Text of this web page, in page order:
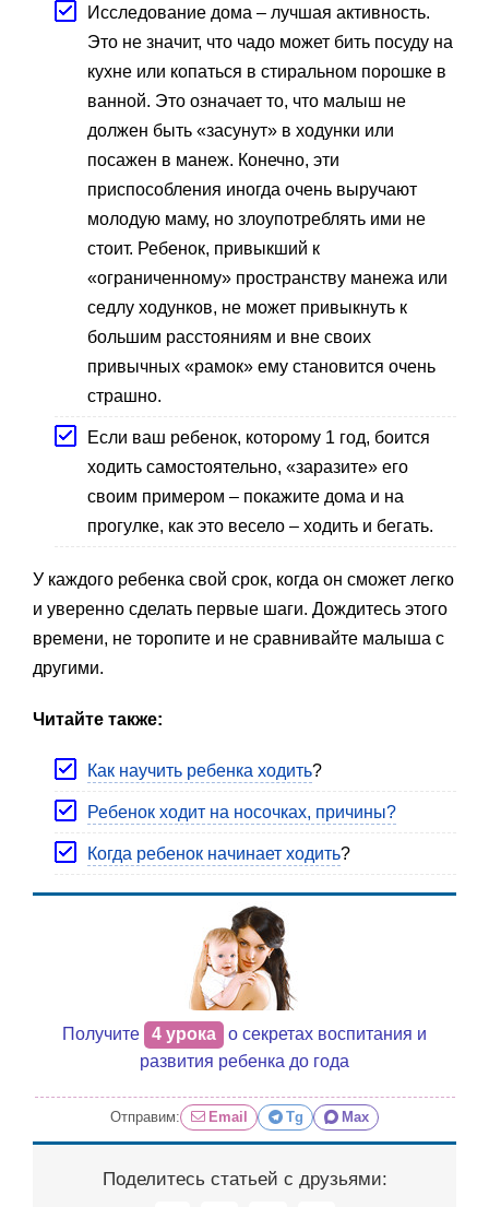
Исследование дома – лучшая активность.
Это не значит, что чадо может бить посуду на
кухне или копаться в стиральном порошке в
ванной. Это означает то, что малыш не
должен быть «засунут» в ходунки или
посажен в манеж. Конечно, эти
приспособления иногда очень выручают
молодую маму, но злоупотреблять ими не
стоит. Ребенок, привыкший к
«ограниченному» пространству манежа или
седлу ходунков, не может привыкнуть к
большим расстояниям и вне своих
привычных «рамок» ему становится очень
страшно.
Если ваш ребенок, которому 1 год, боится
ходить самостоятельно, «заразите» его
своим примером – покажите дома и на
прогулке, как это весело – ходить и бегать.
У каждого ребенка свой срок, когда он сможет легко
и уверенно сделать первые шаги. Дождитесь этого
времени, не торопите и не сравнивайте малыша с
другими.
Читайте также:
Как научить ребенка ходить?
Ребенок ходит на носочках, причины?
Когда ребенок начинает ходить?
Получите 4 урока
о секретах воспитания и
развития ребенка до года
Отправим: Email Tg Max
Поделитесь статьей с друзьями: